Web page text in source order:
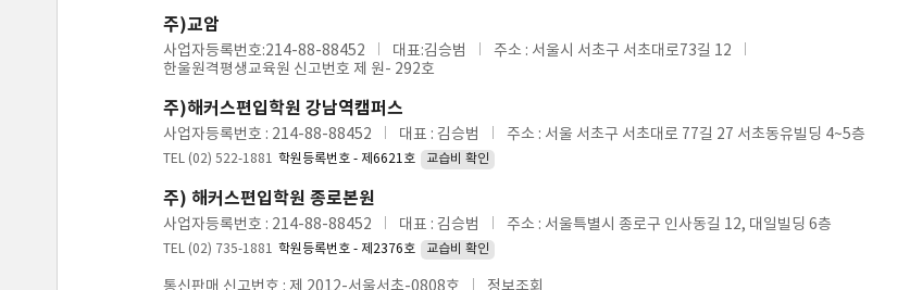
주)교암
사업자등록번호:214-88-88452 대표:김승범
주소 : 서울시 서초구 서초대로73길 12
한울원격평생교육원 신고번호 제 원- 292호
주)해커스편입학원 강남역캠퍼스
사업자등록번호 : 214-88-88452 대표 : 김승범 주소 : 서울 서초구 서초대로 77길 27 서초동유빌딩 4~5층
TEL (02) 522-1881 학원등록번호 - 제6621호 교습비 확인
주) 해커스편입학원 종로본원
사업자등록번호 : 214-88-88452 대표 : 김승범 주소 : 서울특별시 종로구 인사동길 12, 대일빌딩 6층
TEL (02) 735-1881 학원등록번호 - 제2376호 교습비 확인